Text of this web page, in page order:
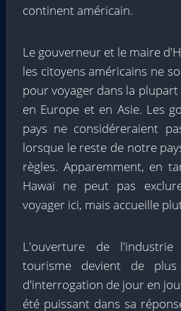
continent américain.
Le gouverneur et le maire
les citoyens américains ne
pour voyager dans la
en Europe et en Asie. Les
pays ne considéreraient
lorsque le reste de notre
règles. Apparemment, en
Hawaï ne peut pas
voyager ici, mais accueille
L'ouverture de
tourisme devient de
d'interrogation de jour en
été puissant dans sa